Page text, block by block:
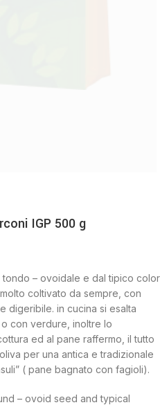
IGP 500 g
– ovoidale e dal tipico color
coltivato da sempre, con
digeribile. in cucina si esalta
con verdure, inoltre lo
ed al pane raffermo, il tutto
per una antica e tradizionale
( pane bagnato con fagioli).
– ovoid seed and typical